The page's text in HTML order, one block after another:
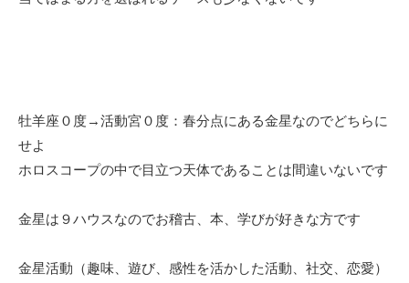
牡羊座０度→活動宮０度：春分点にある金星なのでどちらに
せよ
ホロスコープの中で目立つ天体であることは間違いないです
金星は９ハウスなのでお稽古、本、学びが好きな方です
金星活動（趣味、遊び、感性を活かした活動、社交、恋愛）